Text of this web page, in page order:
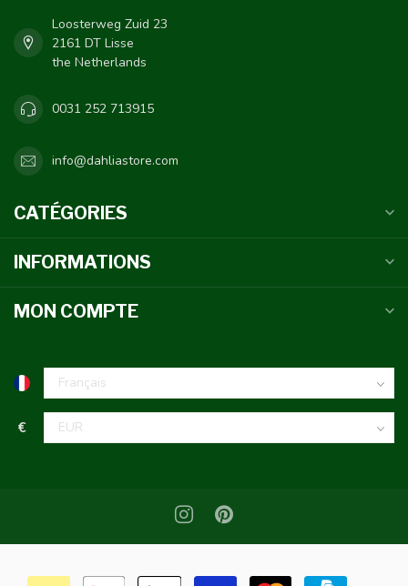
Loosterweg Zuid 23
2161 DT Lisse
the Netherlands
0031 252 713915
info@dahliastore.com
CATÉGORIES
INFORMATIONS
MON COMPTE
€